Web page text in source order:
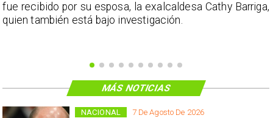
fue recibido por su esposa, la exalcaldesa Cathy Barriga,
quien también está bajo investigación.
7 De Agosto De 2026
NACIONAL
MÁS NOTICIAS